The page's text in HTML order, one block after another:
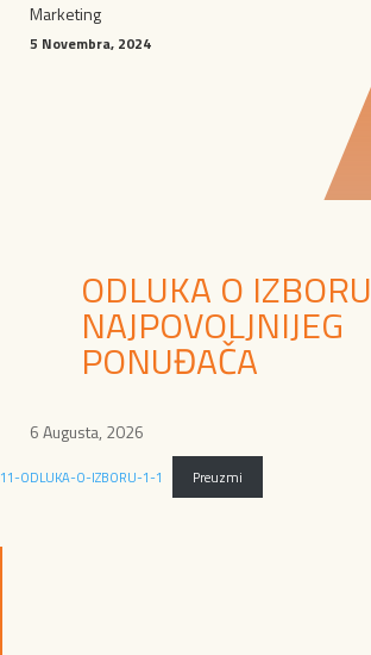
Marketing
5 Novembra, 2024
ODLUKA O IZBORU
NAJPOVOLJNIJEG
PONUĐAČA
6 Augusta, 2026
11-ODLUKA-O-IZBORU-1-1 Preuzmi